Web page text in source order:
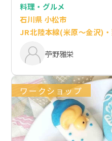
料理・グルメ
石川県 小松市
JR北陸本線(米原～金沢)
苧野雅栄
ワークショップ